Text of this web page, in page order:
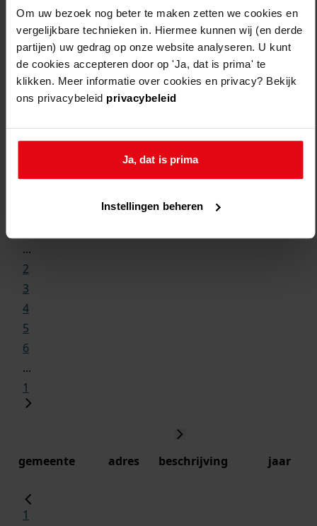
Om uw bezoek nog beter te maken zetten we cookies en
vergelijkbare technieken in. Hiermee kunnen wij (en derde
partijen) uw gedrag op onze website analyseren. U kunt
de cookies accepteren door op 'Ja, dat is prima' te
klikken. Meer informatie over cookies en privacy? Bekijk
ons privacybeleid privacybeleid
Ja, dat is prima
Instellingen beheren
...
2
3
4
5
6
...
1
gemeente adres beschrijving jaar
1